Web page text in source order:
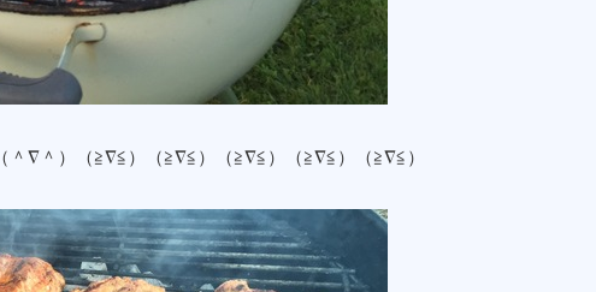
（＾∇＾）（≧∇≦）（≧∇≦）（≧∇≦）（≧∇≦）（≧∇≦）